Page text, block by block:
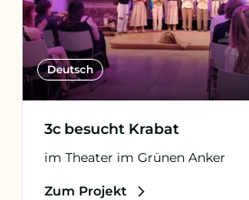
Deutsch
3c besucht Krabat
im Theater im Grünen Anker
Zum Projekt